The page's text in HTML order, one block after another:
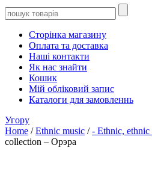
Сторінка магазину
Оплата та доставка
Наші контакти
Як нас знайти
Кошик
Мій обліковий запис
Каталоги для замовленнь
Угору
Home /Ethnic music /- Ethnic, ethnic
collection – Орэра